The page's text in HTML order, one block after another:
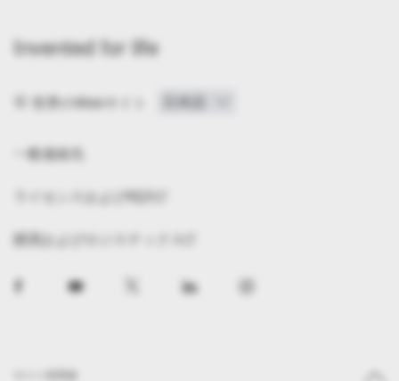
Invented for life
世界のWebサイト
一般連絡先
ライセンスおよび特許
購買およびロジスティクス
サイト管理者